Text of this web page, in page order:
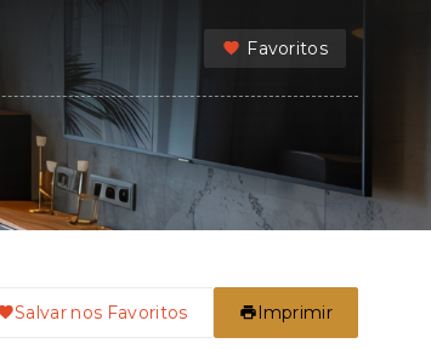
Favoritos
Salvar nos Favoritos Imprimir